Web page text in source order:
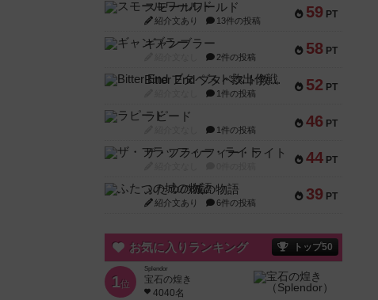
59 PT
スモールワールド
紹介文あり 13件の投稿
58 PT
ギャンブラー
2件の投稿
52 PT
Bitter End ブタペスト救出作戦
1件の投稿
46 PT
ラピード
1件の投稿
44 PT
ザ・フラッフィー・ライト
39 PT
ふたつの城の物語
紹介文あり 6件の投稿
お気に入りランキング トップ50
1位
Splendor
宝石の煌き
4040名